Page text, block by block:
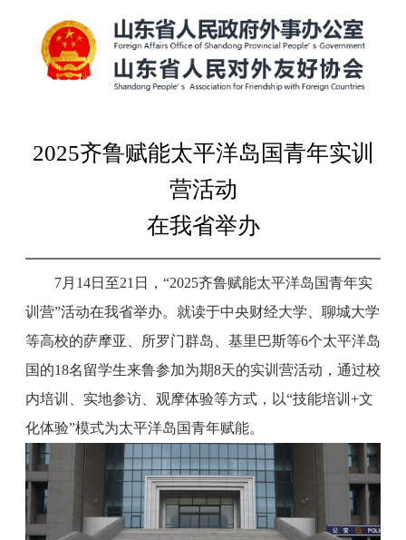
2025齐鲁赋能太平洋岛国青年实训
营活动
在我省举办
7月14日至21日，“2025齐鲁赋能太平洋岛国青年实
训营”活动在我省举办。就读于中央财经大学、聊城大学
等高校的萨摩亚、所罗门群岛、基里巴斯等6个太平洋岛
国的18名留学生来鲁参加为期8天的实训营活动，通过校
内培训、实地参访、观摩体验等方式，以“技能培训+文
化体验”模式为太平洋岛国青年赋能。